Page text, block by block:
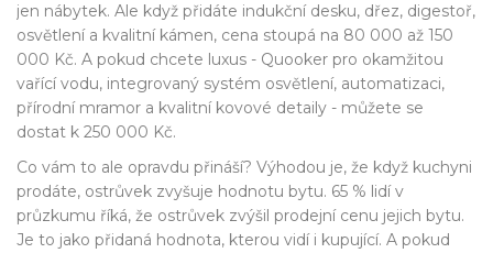
jen nábytek. Ale když přidáte indukční desku, dřez, digestoř,
osvětlení a kvalitní kámen, cena stoupá na 80 000 až 150
000 Kč. A pokud chcete luxus - Quooker pro okamžitou
vařící vodu, integrovaný systém osvětlení, automatizaci,
přírodní mramor a kvalitní kovové detaily - můžete se
dostat k 250 000 Kč.
Co vám to ale opravdu přináší? Výhodou je, že když kuchyni
prodáte, ostrůvek zvyšuje hodnotu bytu. 65 % lidí v
průzkumu říká, že ostrůvek zvýšil prodejní cenu jejich bytu.
Je to jako přidaná hodnota, kterou vidí i kupující. A pokud